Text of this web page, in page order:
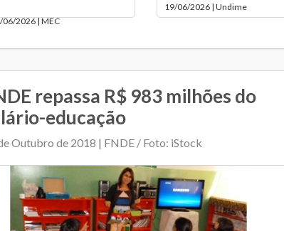
06/2026 | MEC
19/06/2026 | Undime
repassa R$ 983 milhões do
educação
Outubro de 2018 | FNDE / Foto: iStock